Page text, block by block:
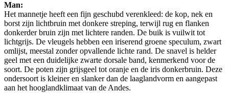
Man:
Het mannetje heeft een fijn geschubd verenkleed: de kop, nek en
borst zijn lichtbruin met donkere streping, terwijl rug en flanken
donkerder bruin zijn met lichtere randen. De buik is vuilwit tot
lichtgrijs. De vleugels hebben een iriserend groene speculum, zwart
omlijst, meestal zonder opvallende lichte rand. De snavel is helder
geel met een duidelijke zwarte dorsale band, kenmerkend voor de
soort. De poten zijn grijsgeel tot oranje en de iris donkerbruin. Deze
ondersoort is kleiner en slanker dan de laaglandvorm en aangepast
aan het hooglandklimaat van de Andes.